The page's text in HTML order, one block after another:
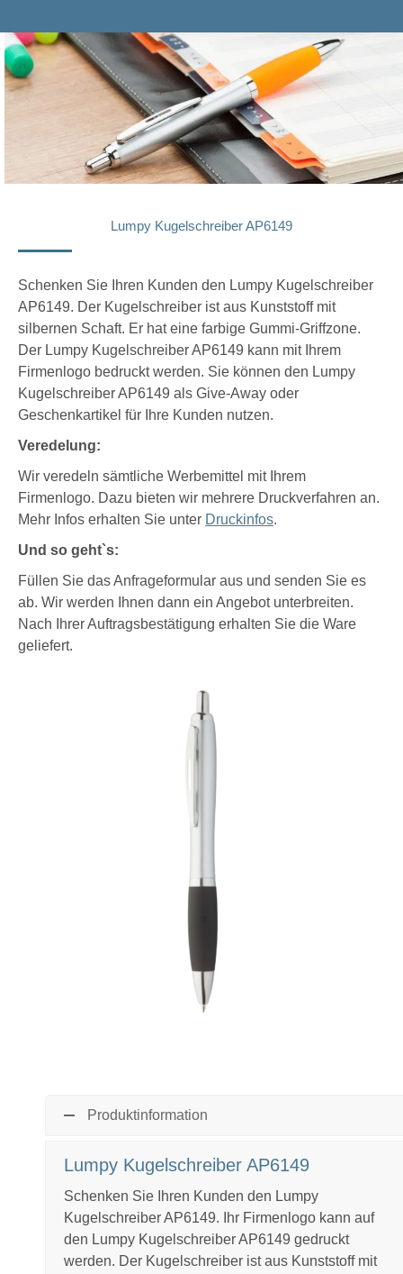
Lumpy Kugelschreiber AP6149
Schenken Sie Ihren Kunden den Lumpy Kugelschreiber
AP6149. Der Kugelschreiber ist aus Kunststoff mit
silbernen Schaft. Er hat eine farbige Gummi-Griffzone.
Der Lumpy Kugelschreiber AP6149 kann mit Ihrem
Firmenlogo bedruckt werden. Sie können den Lumpy
Kugelschreiber AP6149 als Give-Away oder
Geschenkartikel für Ihre Kunden nutzen.
Veredelung:
Wir veredeln sämtliche Werbemittel mit Ihrem
Firmenlogo. Dazu bieten wir mehrere Druckverfahren an.
Mehr Infos erhalten Sie unter Druckinfos.
Und so geht`s:
Füllen Sie das Anfrageformular aus und senden Sie es
ab. Wir werden Ihnen dann ein Angebot unterbreiten.
Nach Ihrer Auftragsbestätigung erhalten Sie die Ware
geliefert.
Produktinformation
Lumpy Kugelschreiber AP6149
Schenken Sie Ihren Kunden den Lumpy
Kugelschreiber AP6149. Ihr Firmenlogo kann auf
den Lumpy Kugelschreiber AP6149 gedruckt
werden. Der Kugelschreiber ist aus Kunststoff mit